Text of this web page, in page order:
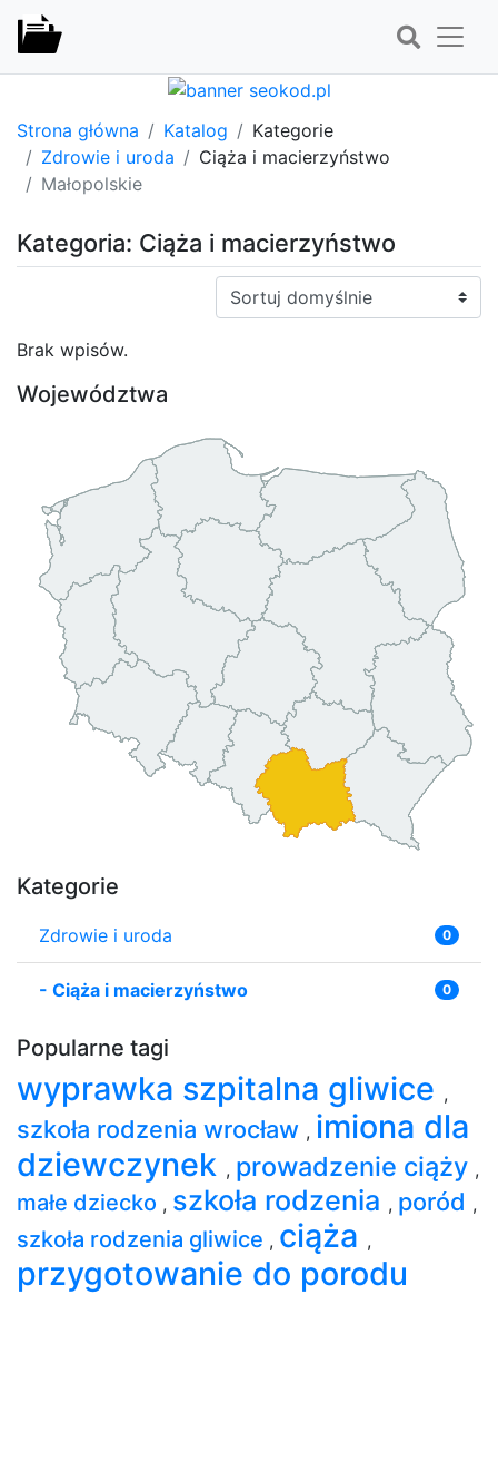
Strona główna Katalog
Kategorie
Zdrowie i uroda
Ciąża i macierzyństwo
Małopolskie
Kategoria: Ciąża i macierzyństwo
Sortuj:
Brak wpisów.
Województwa
Kategorie
Zdrowie i uroda 0
- Ciąża i macierzyństwo 0
Popularne tagi
wyprawka szpitalna gliwice ,
szkoła rodzenia wrocław , imiona dla
dziewczynek , prowadzenie ciąży ,
małe dziecko , szkoła rodzenia , poród ,
szkoła rodzenia gliwice , ciąża ,
przygotowanie do porodu